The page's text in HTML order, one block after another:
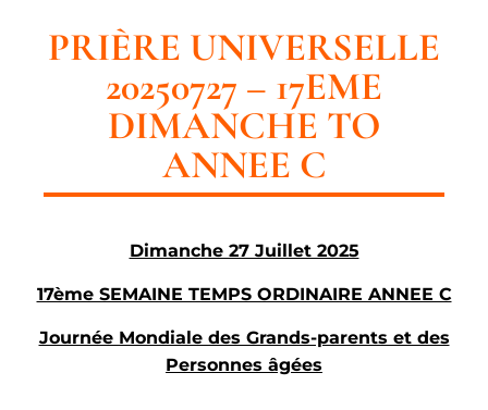
PRIÈRE UNIVERSELLE
20250727 – 17EME
DIMANCHE TO
ANNEE C
Dimanche 27 Juillet 2025
17ème SEMAINE TEMPS ORDINAIRE ANNEE C
Journée Mondiale des Grands-parents et des
Personnes âgées